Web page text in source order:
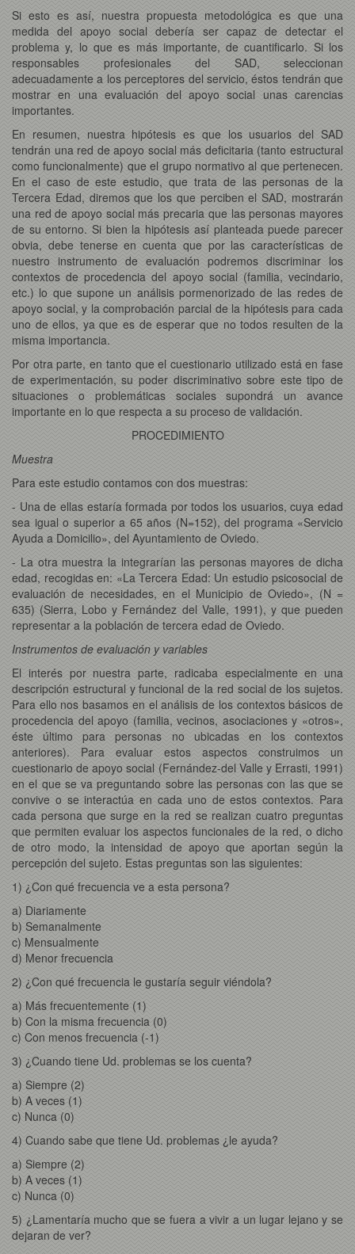
Si esto es así, nuestra propuesta metodológica es que una
medida del apoyo social debería ser capaz de detectar el
problema y, lo que es más importante, de cuantificarlo. Si los
responsables profesionales del SAD, seleccionan
adecuadamente a los perceptores del servicio, éstos tendrán que
mostrar en una evaluación del apoyo social unas carencias
importantes.
En resumen, nuestra hipótesis es que los usuarios del SAD
tendrán una red de apoyo social más deficitaria (tanto estructural
como funcionalmente) que el grupo normativo al que pertenecen.
En el caso de este estudio, que trata de las personas de la
Tercera Edad, diremos que los que perciben el SAD, mostrarán
una red de apoyo social más precaria que las personas mayores
de su entorno. Si bien la hipótesis así planteada puede parecer
obvia, debe tenerse en cuenta que por las características de
nuestro instrumento de evaluación podremos discriminar los
contextos de procedencia del apoyo social (familia, vecindario,
etc.) lo que supone un análisis pormenorizado de las redes de
apoyo social, y la comprobación parcial de la hipótesis para cada
uno de ellos, ya que es de esperar que no todos resulten de la
misma importancia.
Por otra parte, en tanto que el cuestionario utilizado está en fase
de experimentación, su poder discriminativo sobre este tipo de
situaciones o problemáticas sociales supondrá un avance
importante en lo que respecta a su proceso de validación.
PROCEDIMIENTO
Muestra
Para este estudio contamos con dos muestras:
- Una de ellas estaría formada por todos los usuarios, cuya edad
sea igual o superior a 65 años (N=152), del programa «Servicio
Ayuda a Domicilio», del Ayuntamiento de Oviedo.
- La otra muestra la integrarían las personas mayores de dicha
edad, recogidas en: «La Tercera Edad: Un estudio psicosocial de
evaluación de necesidades, en el Municipio de Oviedo», (N =
635) (Sierra, Lobo y Fernández del Valle, 1991), y que pueden
representar a la población de tercera edad de Oviedo.
Instrumentos de evaluación y variables
El interés por nuestra parte, radicaba especialmente en una
descripción estructural y funcional de la red social de los sujetos.
Para ello nos basamos en el análisis de los contextos básicos de
procedencia del apoyo (familia, vecinos, asociaciones y «otros»,
éste último para personas no ubicadas en los contextos
anteriores). Para evaluar estos aspectos construimos un
cuestionario de apoyo social (Fernández-del Valle y Errasti, 1991)
en el que se va preguntando sobre las personas con las que se
convive o se interactúa en cada uno de estos contextos. Para
cada persona que surge en la red se realizan cuatro preguntas
que permiten evaluar los aspectos funcionales de la red, o dicho
de otro modo, la intensidad de apoyo que aportan según la
percepción del sujeto. Estas preguntas son las siguientes:
1) ¿Con qué frecuencia ve a esta persona?
a) Diariamente
b) Semanalmente
c) Mensualmente
d) Menor frecuencia
2) ¿Con qué frecuencia le gustaría seguir viéndola?
a) Más frecuentemente (1)
b) Con la misma frecuencia (0)
c) Con menos frecuencia (-1)
3) ¿Cuando tiene Ud. problemas se los cuenta?
a) Siempre (2)
b) A veces (1)
c) Nunca (0)
4) Cuando sabe que tiene Ud. problemas ¿le ayuda?
a) Siempre (2)
b) A veces (1)
c) Nunca (0)
5) ¿Lamentaría mucho que se fuera a vivir a un lugar lejano y se
dejaran de ver?